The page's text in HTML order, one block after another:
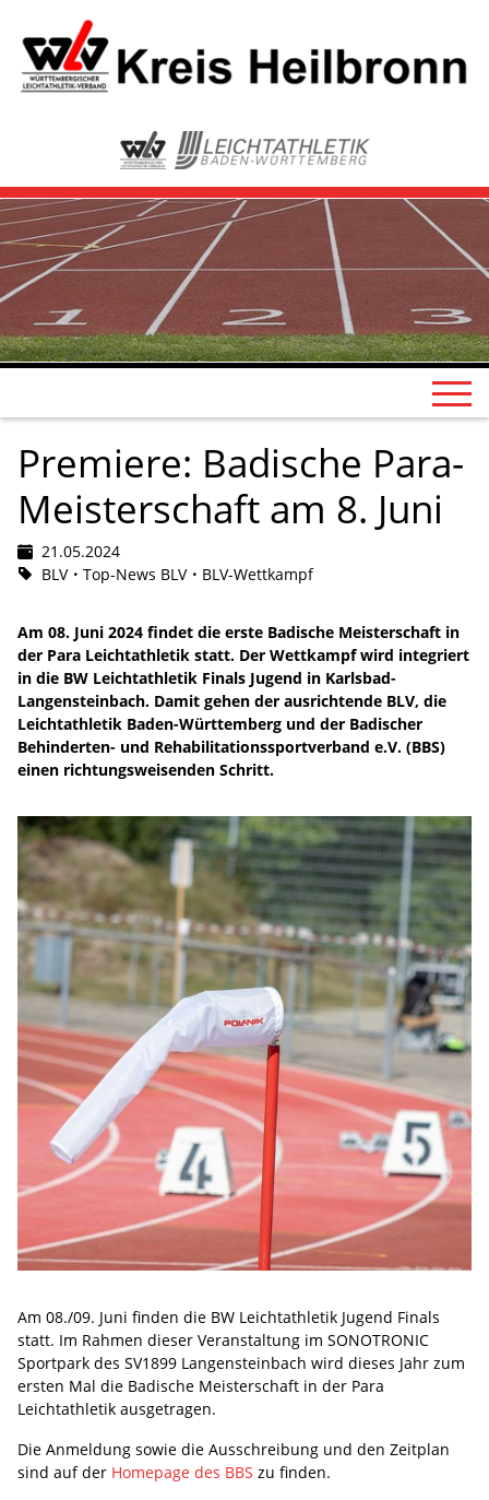
Premiere: Badische Para-
Meisterschaft am 8. Juni
21.05.2024
BLV
Top-News BLV BLV-Wettkampf
Am 08. Juni 2024 findet die erste Badische Meisterschaft in
der Para Leichtathletik statt. Der Wettkampf wird integriert
in die BW Leichtathletik Finals Jugend in Karlsbad-
Langensteinbach. Damit gehen der ausrichtende BLV, die
Leichtathletik Baden-Württemberg und der Badischer
Behinderten- und Rehabilitationssportverband e.V. (BBS)
einen richtungsweisenden Schritt.
Am 08./09. Juni finden die BW Leichtathletik Jugend Finals
statt. Im Rahmen dieser Veranstaltung im SONOTRONIC
Sportpark des SV1899 Langensteinbach wird dieses Jahr zum
ersten Mal die Badische Meisterschaft in der Para
Leichtathletik ausgetragen.
Die Anmeldung sowie die Ausschreibung und den Zeitplan
sind auf der Homepage des BBS zu finden.